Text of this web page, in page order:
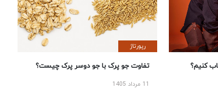
کنیم؟
رپورتاژ
تفاوت جو پرک با جو دوسر پرک چیست؟